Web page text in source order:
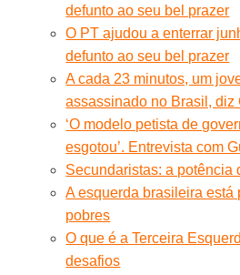
defunto ao seu bel prazer
O PT ajudou a enterrar
defunto ao seu bel prazer
A cada 23 minutos, um
assassinado no Brasil, diz
‘O modelo petista de
esgotou’. Entrevista com
Secundaristas: a potência
A esquerda brasileira está
pobres
O que é a Terceira
desafios